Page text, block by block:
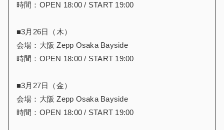
時間：OPEN 18:00 / START 19:00
■3月26日（木）
会場：大阪 Zepp Osaka Bayside
時間：OPEN 18:00 / START 19:00
■3月27日（金）
会場：大阪 Zepp Osaka Bayside
時間：OPEN 18:00 / START 19:00